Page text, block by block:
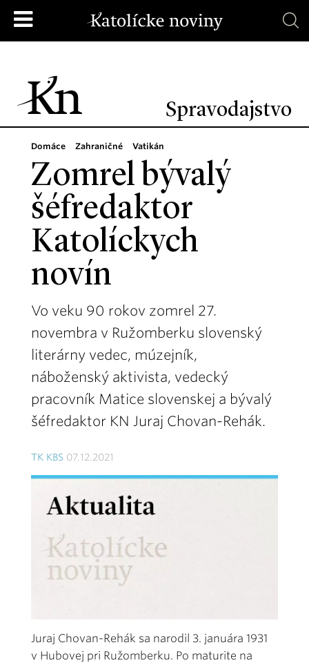
Spravodajstvo
Domáce Zahraničné Vatikán
Zomrel bývalý
šéfredaktor
Katolíckych
novín
Vo veku 90 rokov zomrel 27.
novembra v Ružomberku slovenský
literárny vedec, múzejník,
náboženský aktivista, vedecký
pracovník Matice slovenskej a bývalý
šéfredaktor KN Juraj Chovan-Rehák.
TK KBS 07.12.2021
Juraj Chovan-Rehák sa narodil 3. januára 1931
v Hubovej pri Ružomberku. Po maturite na